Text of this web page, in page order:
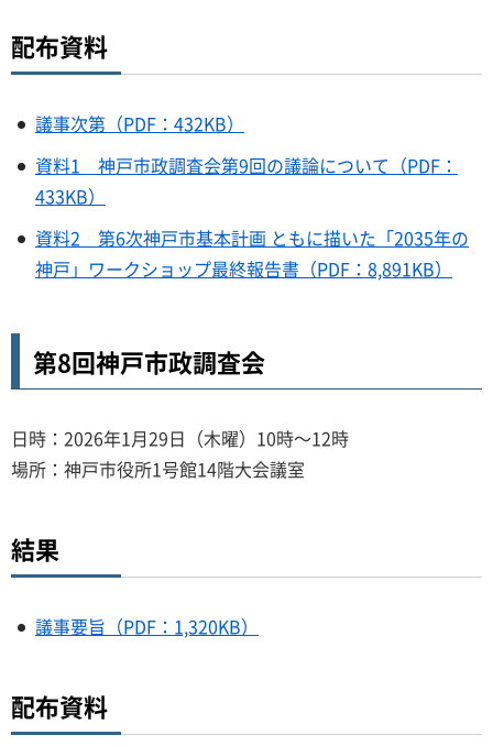
配布資料
議事次第（PDF：432KB）
資料1 神戸市政調査会第9回の議論について（PDF：
433KB）
資料2 第6次神戸市基本計画 ともに描いた「2035年の
神戸」ワークショップ最終報告書（PDF：8,891KB）
第8回神戸市政調査会
日時：2026年1月29日（木曜）10時～12時
場所：神戸市役所1号館14階大会議室
結果
議事要旨（PDF：1,320KB）
配布資料